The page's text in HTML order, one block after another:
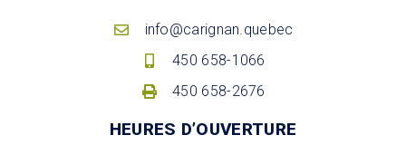
info@carignan.quebec
450 658-1066
450 658-2676
HEURES D’OUVERTURE